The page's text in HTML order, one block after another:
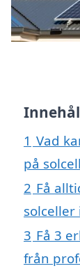
1 Vad
på
2 Få
solceller
3 Få 3
från